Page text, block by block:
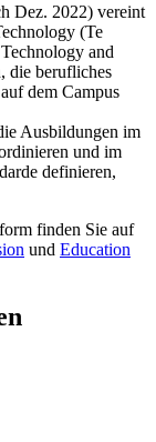
Dez. 2022) vereint
(Te
and
die berufliches
dem Campus
Ausbildungen im
und im
definieren,
finden Sie auf
und Education